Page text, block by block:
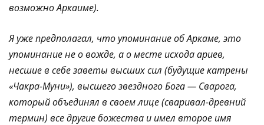
возможно Аркаиме).
Я уже предполагал, что упоминание об Аркаме, это
упоминание не о вожде, а о месте исхода ариев,
несшие в себе заветы высших сил (будущие катрены
«Чакра-Муни»), высшего звездного Бога — Сварога,
который объединял в своем лице (сваривал-древний
термин) все другие божества и имел второе имя